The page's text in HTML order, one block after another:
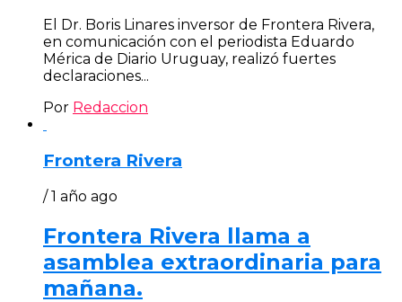
El Dr. Boris Linares inversor de Frontera Rivera,
en comunicación con el periodista Eduardo
Mérica de Diario Uruguay, realizó fuertes
declaraciones...
Por Redaccion
Frontera Rivera
/ 1 año ago
Frontera Rivera llama a
asamblea extraordinaria para
mañana.